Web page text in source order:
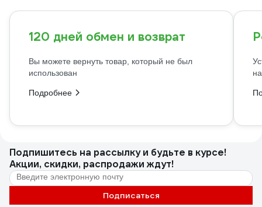
120 дней обмен и возврат
Вы можете вернуть товар, который не был
использован
Подробнее
Подпишитесь на рассылкуи будьте в курсе!
Акции, скидки, распродажи ждут!
Подписаться